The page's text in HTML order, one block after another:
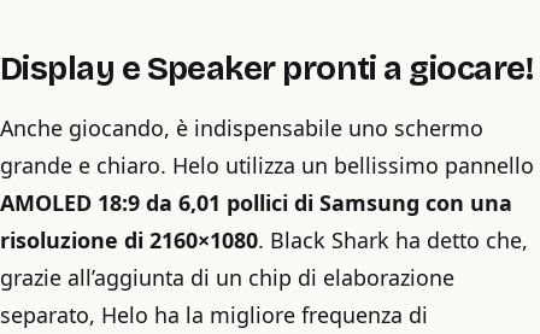
Display e Speaker pronti a giocare!
Anche giocando, è indispensabile uno schermo
grande e chiaro. Helo utilizza un bellissimo pannello
AMOLED 18:9 da 6,01 pollici di Samsung con una
risoluzione di 2160×1080. Black Shark ha detto che,
grazie all’aggiunta di un chip di elaborazione
separato, Helo ha la migliore frequenza di